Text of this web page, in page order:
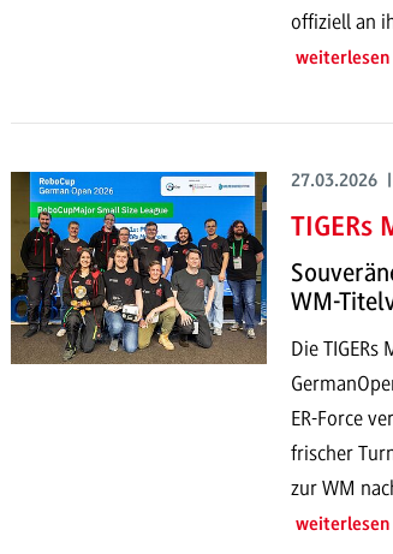
offiziell an
weiterlesen
27.03.2026
TIGERs
WM-
Die
ER-Force
frischer
zur WM
weiterlesen